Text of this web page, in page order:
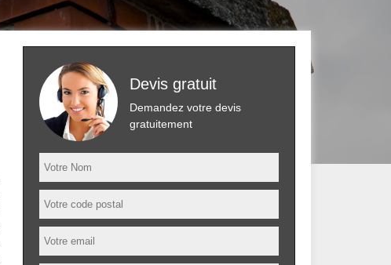
Devis gratuit
Demandez votre devis
gratuitement